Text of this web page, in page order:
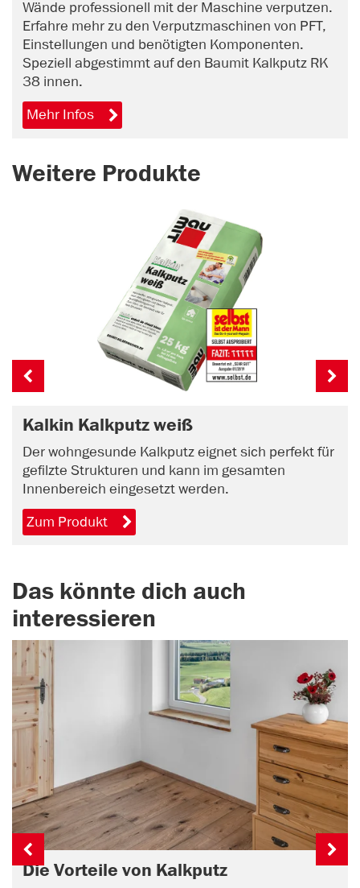
Wände professionell mit der Maschine verputzen.
Erfahre mehr zu den Verputzmaschinen von PFT,
Einstellungen und benötigten Komponenten.
Speziell abgestimmt auf den Baumit Kalkputz RK
38 innen.
Mehr Infos
Weitere Produkte
Kalkin Kalkputz weiß
Der wohngesunde Kalkputz eignet sich perfekt für
gefilzte Strukturen und kann im gesamten
Innenbereich eingesetzt werden.
Zum Produkt
Das könnte dich auch
interessieren
Die Vorteile von Kalkputz